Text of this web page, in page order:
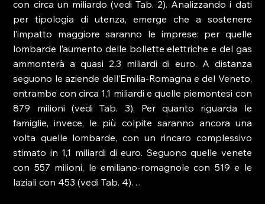
con circa un miliardo (vedi Tab. 2). Analizzando i dati
per tipologia di utenza, emerge che a sostenere
l’impatto maggiore saranno le imprese: per quelle
lombarde l’aumento delle bollette elettriche e del gas
ammonterà a quasi 2,3 miliardi di euro. A distanza
seguono le aziende dell’Emilia-Romagna e del Veneto,
entrambe con circa 1,1 miliardi e quelle piemontesi con
879 milioni (vedi Tab. 3). Per quanto riguarda le
famiglie, invece, le più colpite saranno ancora una
volta quelle lombarde, con un rincaro complessivo
stimato in 1,1 miliardi di euro. Seguono quelle venete
con 557 milioni, le emiliano-romagnole con 519 e le
laziali con 453 (vedi Tab. 4)…